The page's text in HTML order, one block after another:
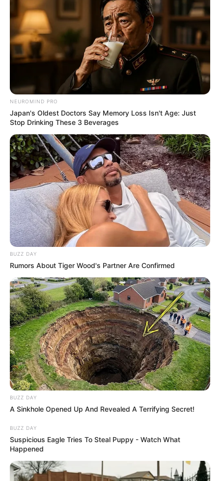
NEUROMIND PRO
Japan's Oldest Doctors Say Memory Loss Isn't Age: Just
Stop Drinking These 3 Beverages
BUZZ DAY
Rumors About Tiger Wood's Partner Are Confirmed
BUZZ DAY
A Sinkhole Opened Up And Revealed A Terrifying Secret!
BUZZ DAY
Suspicious Eagle Tries To Steal Puppy - Watch What
Happened